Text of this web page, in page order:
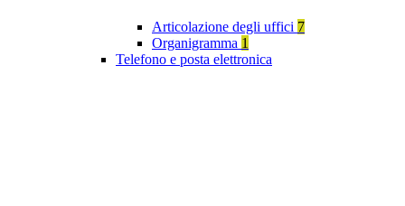
Articolazione degli uffici 7
Organigramma 1
Telefono e posta elettronica